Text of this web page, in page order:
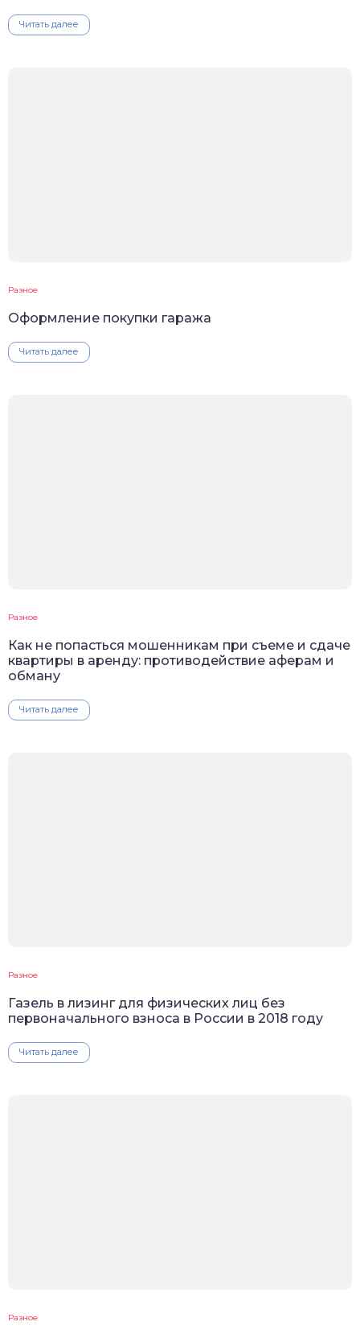
Читать далее
Разное
Оформление покупки гаража
Читать далее
Разное
Как не попасться мошенникам при съеме и сдаче
квартиры в аренду: противодействие аферам и
обману
Читать далее
Разное
Газель в лизинг для физических лиц без
первоначального взноса в России в 2018 году
Читать далее
Разное